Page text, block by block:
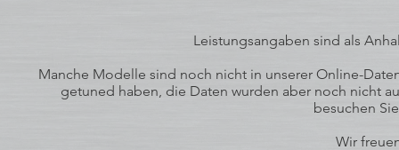
Leistungsangaben sind als
Manche Modelle sind noch nicht in unserer Online-
getuned haben, die Daten wurden aber noch nicht
besuchen
Wir